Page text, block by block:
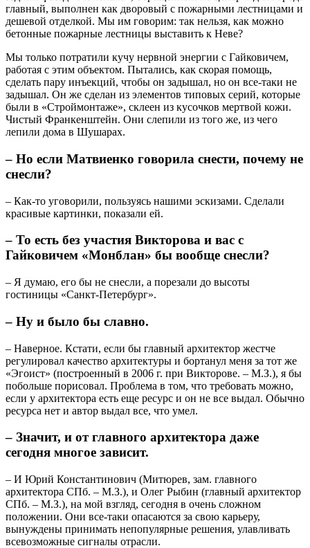
главный, выполнен как дворовый с пожарными лестницами и
дешевой отделкой. Мы им говорим: так нельзя, как можно
бетонные пожарные лестницы выставить к Неве?
Мы только потратили кучу нервной энергии с Гайковичем,
работая с этим объектом. Пытались, как скорая помощь,
сделать пару инъекций, чтобы он задышал, но он все-таки не
задышал. Он же сделан из элементов типовых серий, которые
были в «Строймонтаже», склеен из кусочков мертвой кожи.
Чистый Франкенштейн. Они слепили из того же, из чего
лепили дома в Шушарах.
– Но если Матвиенко говорила снести, почему не
снесли?
– Как-то уговорили, пользуясь нашими эскизами. Сделали
красивые картинки, показали ей.
– То есть без участия Викторова и вас с
Гайковичем «Монблан» бы вообще снесли?
– Я думаю, его бы не снесли, а порезали до высоты
гостиницы «Санкт-Петербург».
– Ну и было бы славно.
– Наверное. Кстати, если бы главный архитектор жестче
регулировал качество архитектуры и бортанул меня за тот же
«Эгоист» (построенный в 2006 г. при Викторове. – М.З.), я бы
побольше порисовал. Проблема в том, что требовать можно,
если у архитектора есть еще ресурс и он не все выдал. Обычно
ресурса нет и автор выдал все, что умел.
– Значит, и от главного архитектора даже
сегодня многое зависит.
– И Юрий Константинович (Митюрев, зам. главного
архитектора СПб. – М.З.), и Олег Рыбин (главный архитектор
СПб. – М.З.), на мой взгляд, сегодня в очень сложном
положении. Они все-таки опасаются за свою карьеру,
вынуждены принимать непопулярные решения, улавливать
всевозможные сигналы отрасли.